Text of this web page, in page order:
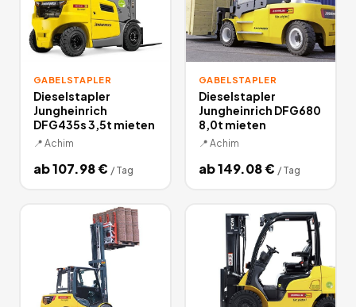
GABELSTAPLER
Dieselstapler
Jungheinrich
DFG435s 3,5t mieten
📍 Achim
ab107.98€ / Tag
GABELSTAPLER
Dieselstapler
Jungheinrich DFG680
8,0t mieten
📍 Achim
ab149.08€ / Tag